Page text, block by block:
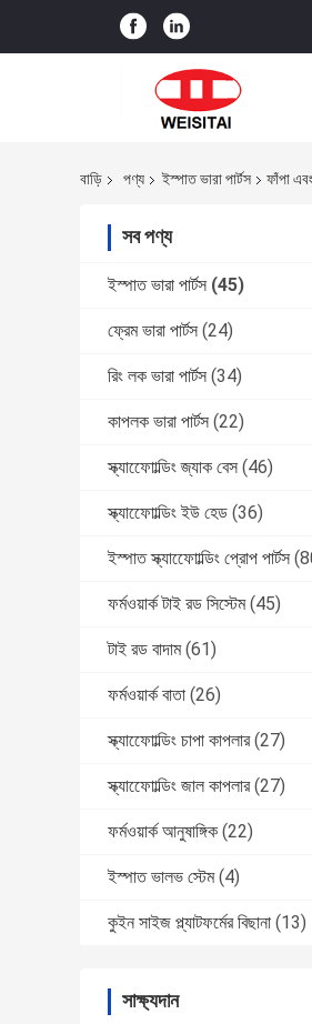
বাড়ি পণ্য ইস্পাত ভারা পার্টস ফাঁপা
সব পণ্য
ইস্পাত ভারা পার্টস (45)
ফ্রেম ভারা পার্টস (24)
রিং লক ভারা পার্টস (34)
কাপলক ভারা পার্টস (22)
স্ক্যাফোোল্ডিং জ্যাক বেস (46)
স্ক্যাফোোল্ডিং ইউ হেড (36)
ইস্পাত স্ক্যাফোোল্ডিং প্রোপ পার্টস
ফর্মওয়ার্ক টাই রড সিস্টেম (45)
টাই রড বাদাম (61)
ফর্মওয়ার্ক বাতা (26)
স্ক্যাফোোল্ডিং চাপা কাপলার (27)
স্ক্যাফোোল্ডিং জাল কাপলার (27)
ফর্মওয়ার্ক আনুষাঙ্গিক (22)
ইস্পাত ভালভ স্টেম (4)
কুইন সাইজ প্ল্যাটফর্মের বিছানা (13)
সাক্ষ্যদান